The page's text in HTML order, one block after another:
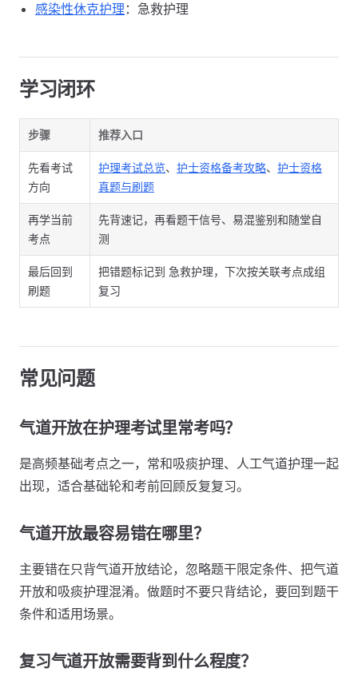
感染性休克护理 ：急救护理
学习闭环
步骤 推荐入口
先看考试
方向
护理考试总览、 护士资格备考攻略、 护士资格
真题与刷题
再学当前
考点
先背速记，再看题干信号、易混鉴别和随堂自
测
最后回到
刷题
把错题标记到 急救护理，下次按关联考点成组
复习
常见问题
气道开放在护理考试里常考吗？
是高频基础考点之一，常和吸痰护理、人工气道护理一起
出现，适合基础轮和考前回顾反复复习。
气道开放最容易错在哪里？
主要错在只背气道开放结论，忽略题干限定条件、把气道
开放和吸痰护理混淆。做题时不要只背结论，要回到题干
条件和适用场景。
复习气道开放需要背到什么程度？